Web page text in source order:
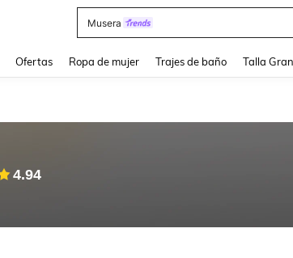
Musera
Ofertas Ropa de mujer Trajes de baño Talla
4.94